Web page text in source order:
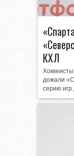
КХЛ
дожали
серию игр